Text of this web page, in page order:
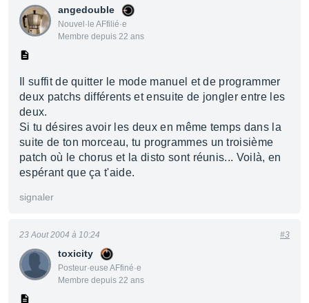
angedouble
Nouvel·le AFfilié·e
Membre depuis 22 ans
Il suffit de quitter le mode manuel et de programmer
deux patchs différents et ensuite de jongler entre les
deux.
Si tu désires avoir les deux en même temps dans la
suite de ton morceau, tu programmes un troisième
patch où le chorus et la disto sont réunis... Voilà, en
espérant que ça t'aide.
signaler
toxicity
Posteur·euse AFfiné·e
Membre depuis 22 ans
23 Aout 2004 à 10:24 #3